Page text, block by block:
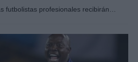
futbolistas profesionales recibirán…